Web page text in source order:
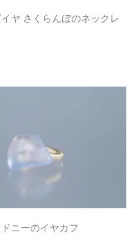
ヤ さくらんぼのネックレ
ニーのイヤカフ